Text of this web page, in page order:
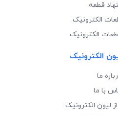
قطعه
الکترونیک
الکترونیک
الکترونیک
ما
با ما
لیون الکترونیک